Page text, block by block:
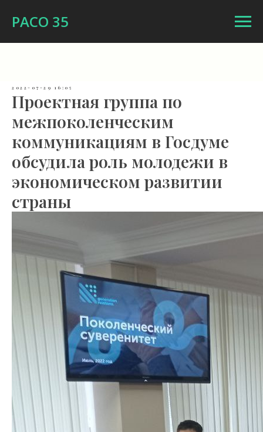
РАСО 35
2022-07-29 16:05
Проектная группа по
межпоколенческим
коммуникациям в Госдуме
обсудила роль молодежи в
экономическом развитии
страны